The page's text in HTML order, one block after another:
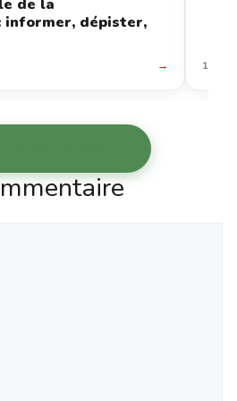
de la
informer, dépister,
→ 12